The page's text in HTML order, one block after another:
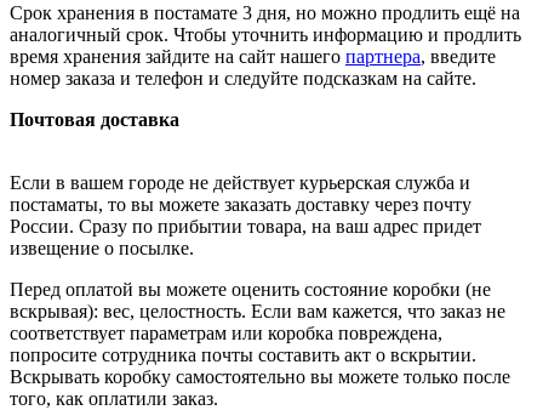
Срок хранения в постамате 3 дня, но можно продлить ещё на
аналогичный срок. Чтобы уточнить информацию и продлить
время хранения зайдите на сайт нашего партнера, введите
номер заказа и телефон и следуйте подсказкам на сайте.
Почтовая доставка
Если в вашем городе не действует курьерская служба и
постаматы, то вы можете заказать доставку через почту
России. Сразу по прибытии товара, на ваш адрес придет
извещение о посылке.
Перед оплатой вы можете оценить состояние коробки (не
вскрывая): вес, целостность. Если вам кажется, что заказ не
соответствует параметрам или коробка повреждена,
попросите сотрудника почты составить акт о вскрытии.
Вскрывать коробку самостоятельно вы можете только после
того, как оплатили заказ.